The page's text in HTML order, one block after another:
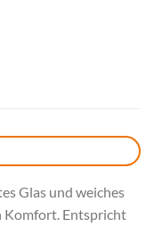
Glas und weiches
Komfort. Entspricht